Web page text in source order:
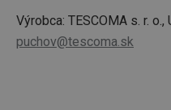
Výrobca: TESCOMA s. r.
puchov@tescoma.sk